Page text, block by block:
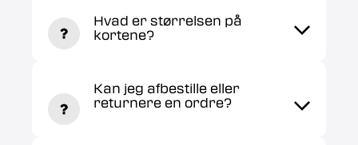
Hvad er størrelsen på
kortene?
Kan jeg afbestille eller
returnere en ordre?